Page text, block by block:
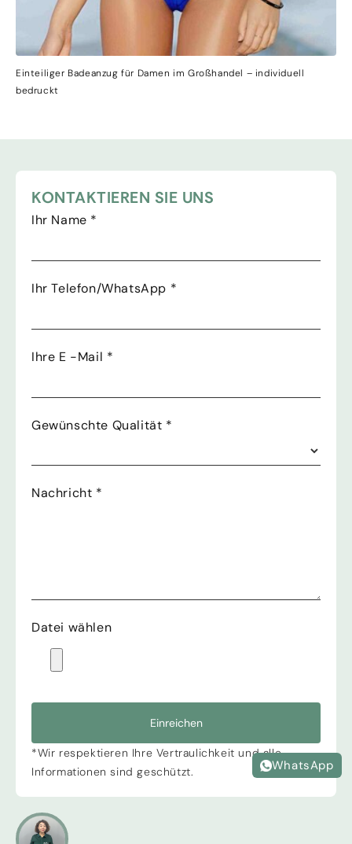
Einteiliger Badeanzug für Damen im Großhandel – individuell
bedruckt
KONTAKTIEREN SIE UNS
Ihr Name *
Ihr Telefon/WhatsApp *
Ihre E -Mail *
Gewünschte Qualität *
Nachricht *
Datei wählen
Einreichen
*Wir respektieren Ihre Vertraulichkeit und alle
Informationen sind geschützt.
WhatsApp